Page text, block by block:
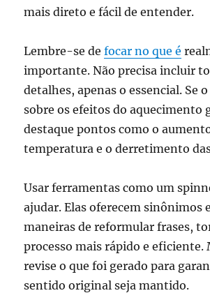
mais direto e fácil de entender.
Lembre-se defocar no que é
importante. Não precisa incluir
detalhes, apenas o essencial. Se
sobre os efeitos do aquecimento
destaque pontos como o
temperatura e o derretimento
Usar ferramentas como um
ajudar. Elas oferecem sinônimos
maneiras de reformular frases,
processo mais rápido e eficiente.
revise o que foi gerado para
sentido original seja mantido.